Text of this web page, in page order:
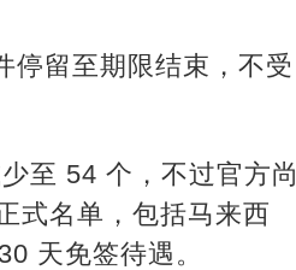
停留至期限结束，不受
至 54 个，不过官方尚
式名单，包括马来西
天免签待遇。